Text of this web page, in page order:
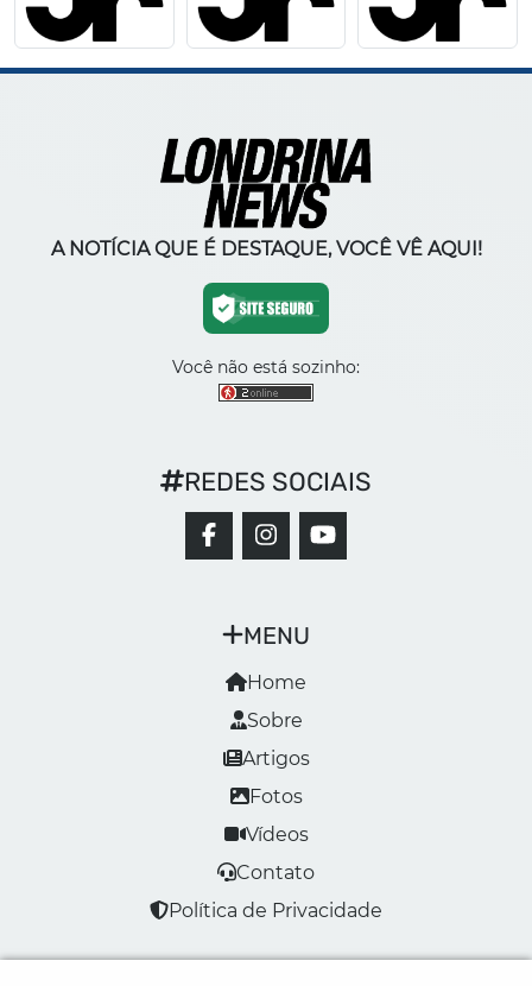
A NOTÍCIA QUE É DESTAQUE, VOCÊ VÊ AQUI!
Você não está sozinho:
MENU
Home
Sobre
Artigos
Fotos
Vídeos
Contato
Política de Privacidade
REDES SOCIAIS